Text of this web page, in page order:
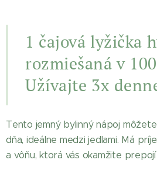
1 čajová lyžička
rozmiešaná v
Užívajte 3x
Tento jemný bylinný nápoj
dňa, ideálne medzi jedlami. Má
a vôňu, ktorá vás okamžite